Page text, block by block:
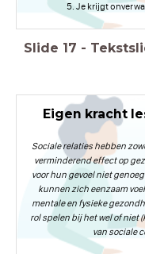
Je krijgt
Slide 17 -
Eigen kracht
Sociale relaties hebben
verminderend effect op
voor hun gevoel niet
kunnen zich eenzaam
mentale en fysieke
rol spelen bij het wel of niet
van sociale